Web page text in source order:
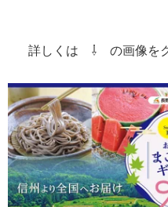
詳しくは ⇩ の画像をク